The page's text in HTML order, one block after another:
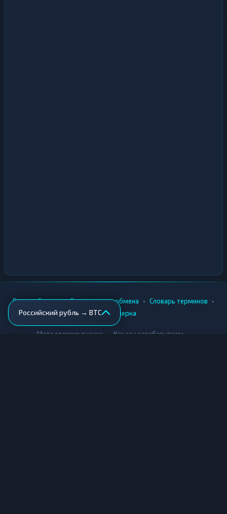
Российский рубль → BTC
Вики • Города • Безопасность обмена • Словарь терминов •
AML-проверка
Методология оценки Как мы зарабатываем